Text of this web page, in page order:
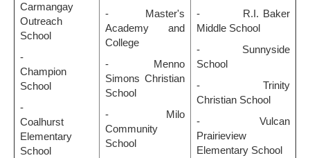
Carmangay
Outreach
School
-
Champion
School
-
Coalhurst
Elementary
School
- Master's
Academy and
College
- Menno
Simons Christian
School
- Milo
Community
School
- R.I. Baker
Middle School
- Sunnyside
School
- Trinity
Christian School
- Vulcan
Prairieview
Elementary School